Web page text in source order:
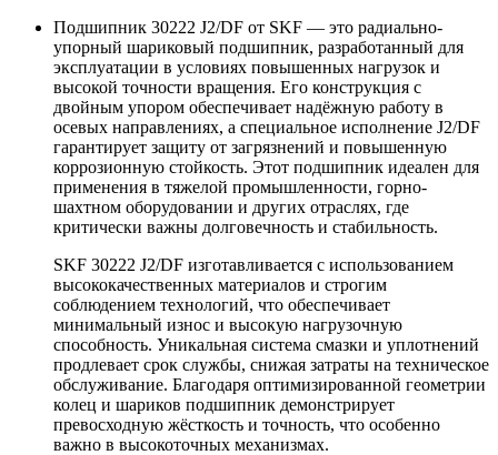
Подшипник 30222 J2/DF от SKF — это радиально-
упорный шариковый подшипник, разработанный для
эксплуатации в условиях повышенных нагрузок и
высокой точности вращения. Его конструкция с
двойным упором обеспечивает надёжную работу в
осевых направлениях, а специальное исполнение J2/DF
гарантирует защиту от загрязнений и повышенную
коррозионную стойкость. Этот подшипник идеален для
применения в тяжелой промышленности, горно-
шахтном оборудовании и других отраслях, где
критически важны долговечность и стабильность.
SKF 30222 J2/DF изготавливается с использованием
высококачественных материалов и строгим
соблюдением технологий, что обеспечивает
минимальный износ и высокую нагрузочную
способность. Уникальная система смазки и уплотнений
продлевает срок службы, снижая затраты на техническое
обслуживание. Благодаря оптимизированной геометрии
колец и шариков подшипник демонстрирует
превосходную жёсткость и точность, что особенно
важно в высокоточных механизмах.